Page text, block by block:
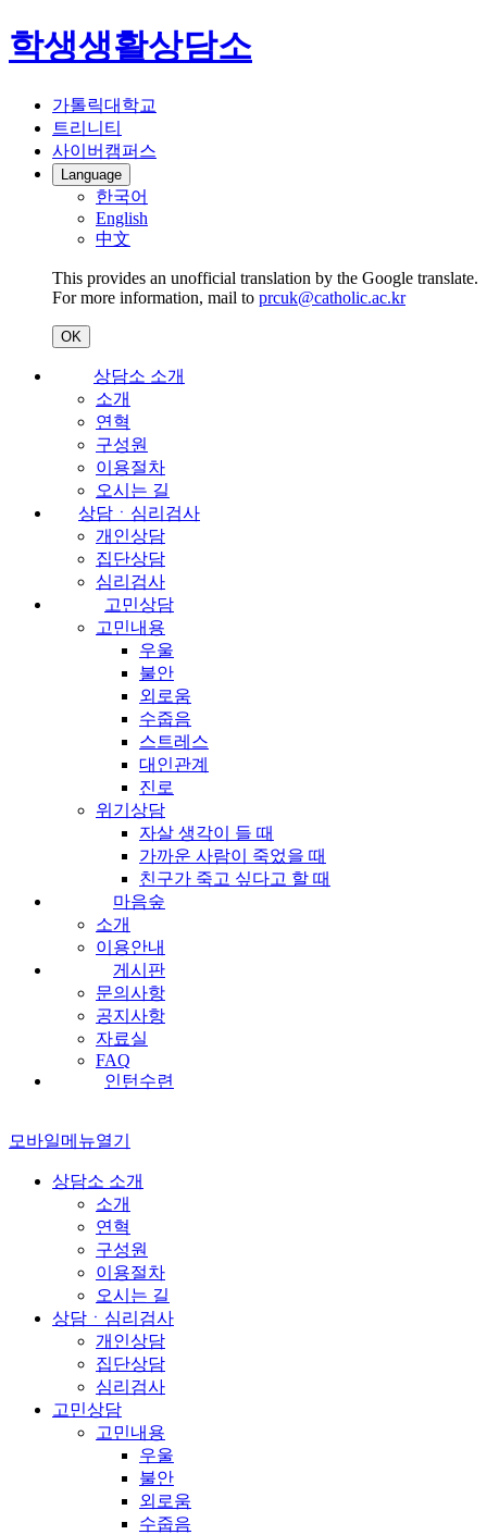
학생생활상담소
가톨릭대학교
트리니티
사이버캠퍼스
Language
한국어
English
中文
This provides an unofficial translation by the Google translate.
For more information, mail to prcuk@catholic.ac.kr
OK
상담소 소개
소개
연혁
구성원
이용절차
오시는 길
상담ㆍ심리검사
개인상담
집단상담
심리검사
고민상담
고민내용
우울
불안
외로움
수줍음
스트레스
대인관계
진로
위기상담
자살 생각이 들 때
가까운 사람이 죽었을 때
친구가 죽고 싶다고 할 때
마음숲
소개
이용안내
게시판
문의사항
공지사항
자료실
FAQ
인턴수련
모바일메뉴열기
상담소 소개
소개
연혁
구성원
이용절차
오시는 길
상담ㆍ심리검사
개인상담
집단상담
심리검사
고민상담
고민내용
우울
불안
외로움
수줍음